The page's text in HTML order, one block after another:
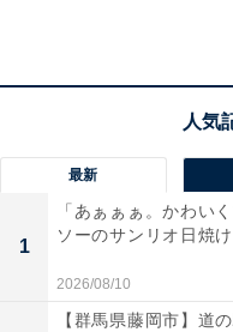
最新
1
「あぁぁぁ。かわい
ソーのサンリオ日焼
2026/08/10
【群馬県藤岡市】道